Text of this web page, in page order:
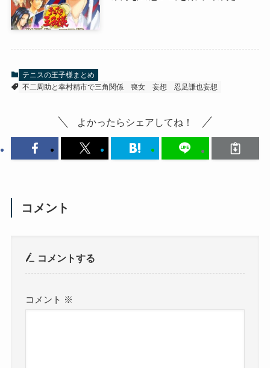
テニスの王子様まとめ
不二周助と幸村精市で三角関係
喪女 妄想 忍足謙也妄想
よかったらシェアしてね！
コメント
コメントする
コメント ※